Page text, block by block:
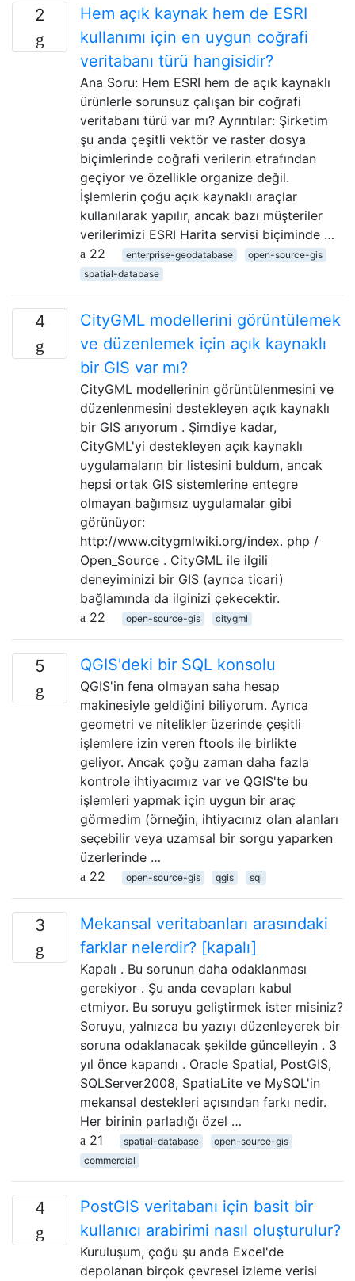
2
Hem açık kaynak hem de ESRI
kullanımı için en uygun coğrafi
veritabanı türü hangisidir?
Ana Soru: Hem ESRI hem de açık kaynaklı
ürünlerle sorunsuz çalışan bir coğrafi
veritabanı türü var mı? Ayrıntılar: Şirketim
şu anda çeşitli vektör ve raster dosya
biçimlerinde coğrafi verilerin etrafından
geçiyor ve özellikle organize değil.
İşlemlerin çoğu açık kaynaklı araçlar
kullanılarak yapılır, ancak bazı müşteriler
verilerimizi ESRI Harita servisi biçiminde …
22
enterprise-geodatabase
open-source-gis
spatial-database
4
CityGML modellerini görüntülemek
ve düzenlemek için açık kaynaklı
bir GIS var mı?
CityGML modellerinin görüntülenmesini ve
düzenlenmesini destekleyen açık kaynaklı
bir GIS arıyorum . Şimdiye kadar,
CityGML'yi destekleyen açık kaynaklı
uygulamaların bir listesini buldum, ancak
hepsi ortak GIS sistemlerine entegre
olmayan bağımsız uygulamalar gibi
görünüyor:
http://www.citygmlwiki.org/index. php /
Open_Source . CityGML ile ilgili
deneyiminizi bir GIS (ayrıca ticari)
bağlamında da ilginizi çekecektir.
22
open-source-gis citygml
5 QGIS'deki bir SQL konsolu
QGIS'in fena olmayan saha hesap
makinesiyle geldiğini biliyorum. Ayrıca
geometri ve nitelikler üzerinde çeşitli
işlemlere izin veren ftools ile birlikte
geliyor. Ancak çoğu zaman daha fazla
kontrole ihtiyacımız var ve QGIS'te bu
işlemleri yapmak için uygun bir araç
görmedim (örneğin, ihtiyacınız olan alanları
seçebilir veya uzamsal bir sorgu yaparken
üzerlerinde …
22
open-source-gis qgis sql
3
Mekansal veritabanları arasındaki
farklar nelerdir? [kapalı]
Kapalı . Bu sorunun daha odaklanması
gerekiyor . Şu anda cevapları kabul
etmiyor. Bu soruyu geliştirmek ister misiniz?
Soruyu, yalnızca bu yazıyı düzenleyerek bir
soruna odaklanacak şekilde güncelleyin . 3
yıl önce kapandı . Oracle Spatial, PostGIS,
SQLServer2008, SpatiaLite ve MySQL'in
mekansal destekleri açısından farkı nedir.
Her birinin parladığı özel …
21
spatial-database
open-source-gis
commercial
4
PostGIS veritabanı için basit bir
kullanıcı arabirimi nasıl oluşturulur?
Kuruluşum, çoğu şu anda Excel'de
depolanan birçok çevresel izleme verisi